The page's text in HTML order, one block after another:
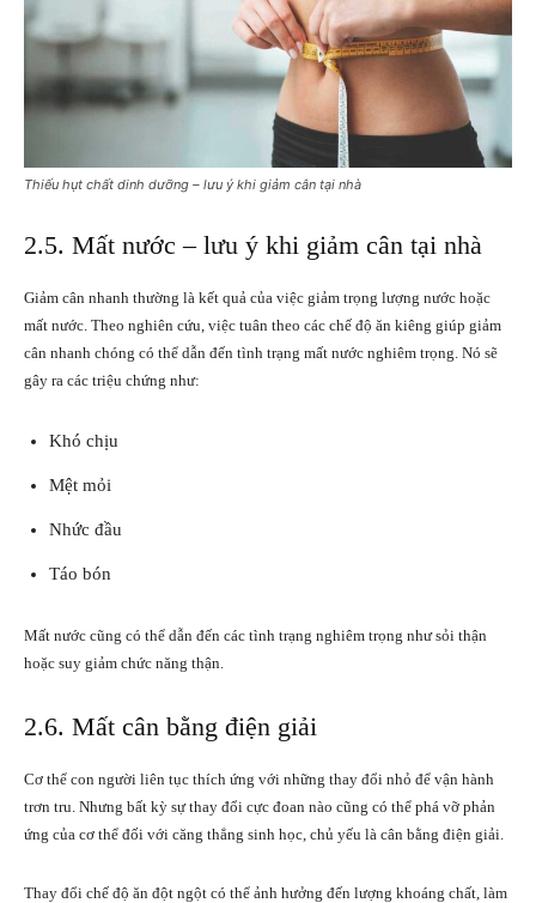
Thiếu hụt chất dinh dưỡng – lưu ý khi giảm cân tại nhà
2.5. Mất nước – lưu ý khi giảm cân tại nhà
Giảm cân nhanh thường là kết quả của việc giảm trọng lượng nước hoặc
mất nước. Theo nghiên cứu, việc tuân theo các chế độ ăn kiêng giúp giảm
cân nhanh chóng có thể dẫn đến tình trạng mất nước nghiêm trọng. Nó sẽ
gây ra các triệu chứng như:
Khó chịu
Mệt mỏi
Nhức đầu
Táo bón
Mất nước cũng có thể dẫn đến các tình trạng nghiêm trọng như sỏi thận
hoặc suy giảm chức năng thận.
2.6. Mất cân bằng điện giải
Cơ thể con người liên tục thích ứng với những thay đổi nhỏ để vận hành
trơn tru. Nhưng bất kỳ sự thay đổi cực đoan nào cũng có thể phá vỡ phản
ứng của cơ thể đối với căng thẳng sinh học, chủ yếu là cân bằng điện giải.
Thay đổi chế độ ăn đột ngột có thể ảnh hưởng đến lượng khoáng chất, làm